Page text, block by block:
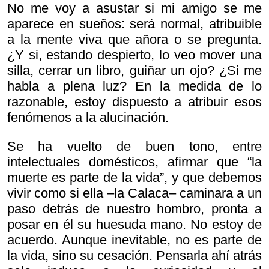
No me voy a asustar si mi amigo se me
aparece en sueños: será normal, atribuible
a la mente viva que añora o se pregunta.
¿Y si, estando despierto, lo veo mover una
silla, cerrar un libro, guiñar un ojo? ¿Si me
habla a plena luz? En la medida de lo
razonable, estoy dispuesto a atribuir esos
fenómenos a la alucinación.
Se ha vuelto de buen tono, entre
intelectuales domésticos, afirmar que “la
muerte es parte de la vida”, y que debemos
vivir como si ella –la Calaca– caminara a un
paso detrás de nuestro hombro, pronta a
posar en él su huesuda mano. No estoy de
acuerdo. Aunque inevitable, no es parte de
la vida, sino su cesación. Pensarla ahí atrás